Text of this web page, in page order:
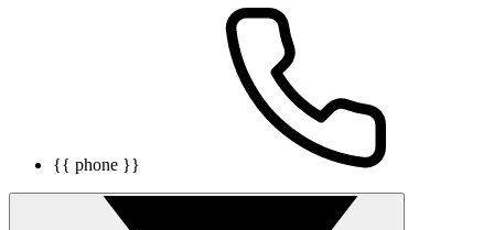
{{ phone }}